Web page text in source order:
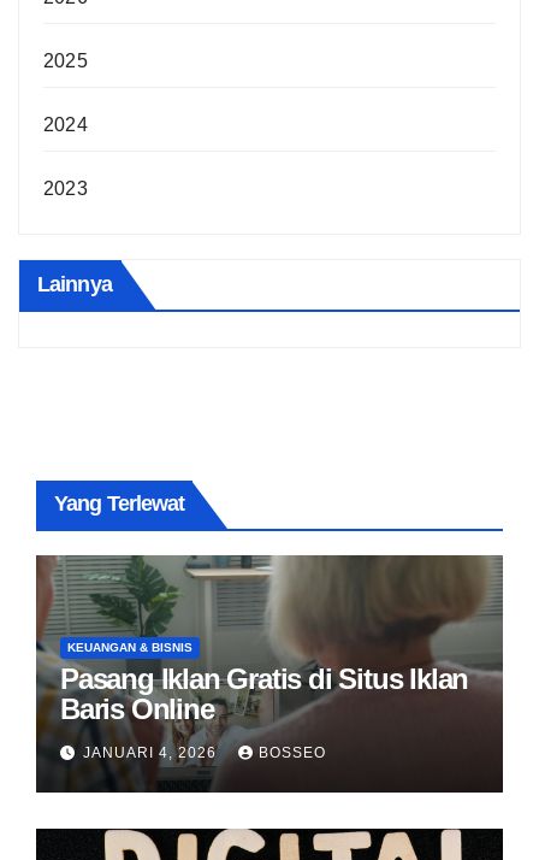
2025
2024
2023
Lainnya
Yang Terlewat
KEUANGAN & BISNIS
Pasang Iklan Gratis di Situs Iklan
Baris Online
JANUARI 4, 2026 BOSSEO